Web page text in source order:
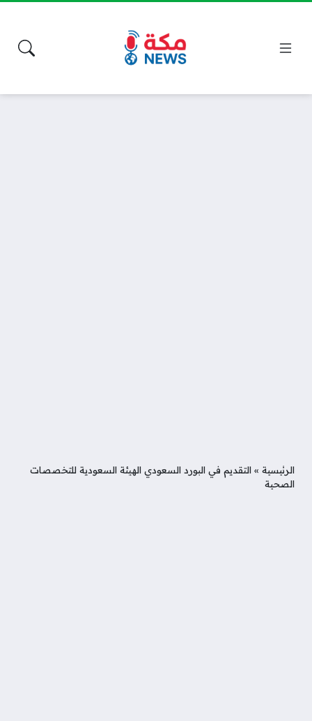
الرئيسية » التقديم في البورد السعودي الهيئة السعودية للتخصصات
الصحية